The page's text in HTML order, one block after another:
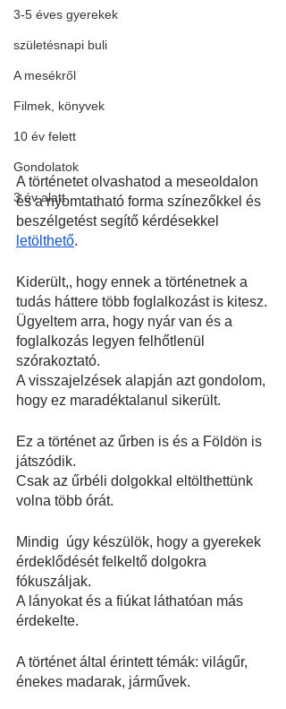
3-5 éves gyerekek
születésnapi buli
A mesékről
Filmek, könyvek
10 év felett
Gondolatok
3 év alatt
A történetet olvashatod a meseoldalon
és a nyomtatható forma színezőkkel és
beszélgetést segítő kérdésekkel
letölthető.
Kiderült,, hogy ennek a történetnek a
tudás háttere több foglalkozást is kitesz.
Ügyeltem arra, hogy nyár van és a
foglalkozás legyen felhőtlenül
szórakoztató.
A visszajelzések alapján azt gondolom,
hogy ez maradéktalanul sikerült.
Ez a történet az űrben is és a Földön is
játszódik.
Csak az űrbéli dolgokkal eltölthettünk
volna több órát.
Mindig  úgy készülök, hogy a gyerekek
érdeklődését felkeltő dolgokra
fókuszáljak.
A lányokat és a fiúkat láthatóan más
érdekelte.
A történet által érintett témák: világűr,
énekes madarak, járművek.